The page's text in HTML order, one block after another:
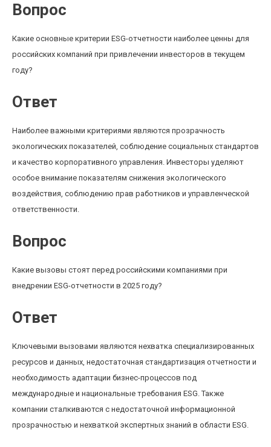
Вопрос
Какие основные критерии ESG-отчетности наиболее ценны для
российских компаний при привлечении инвесторов в текущем
году?
Ответ
Наиболее важными критериями являются прозрачность
экологических показателей, соблюдение социальных стандартов
и качество корпоративного управления. Инвесторы уделяют
особое внимание показателям снижения экологического
воздействия, соблюдению прав работников и управленческой
ответственности.
Вопрос
Какие вызовы стоят перед российскими компаниями при
внедрении ESG-отчетности в 2025 году?
Ответ
Ключевыми вызовами являются нехватка специализированных
ресурсов и данных, недостаточная стандартизация отчетности и
необходимость адаптации бизнес-процессов под
международные и национальные требования ESG. Также
компании сталкиваются с недостаточной информационной
прозрачностью и нехваткой экспертных знаний в области ESG.